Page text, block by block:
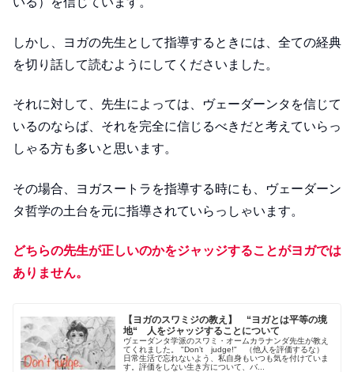
しかし、ヨガの先生として指導するときには、全ての経典
を切り話して読むようにしてくださいました。
それに対して、先生によっては、ヴェーダーンタを信じて
いるのならば、それを完全に信じるべきだと考えていらっ
しゃる方も多いと思います。
その場合、ヨガスートラを指導する時にも、ヴェーダーン
タ哲学の土台を元に指導されていらっしゃいます。
どちらの先生が正しいのかをジャッジすることがヨガでは
ありません。
【ヨガのスワミジの教え】 “ヨガとは平等の境
地“ 人をジャッジすることについて
ヴェーダンタ学派のスワミ・オームカラナンダ先生が教え
てくれました。 "Don’t judge!" （他人を評価するな）
日常生活で忘れないよう、私自身もいつも気を付けていま
す。評価をしない生き方について、バ...